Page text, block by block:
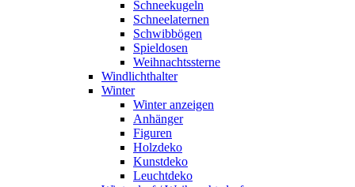
Schneekugeln
Schneelaternen
Schwibbögen
Spieldosen
Weihnachtssterne
Windlichthalter
Winter
Winter anzeigen
Anhänger
Figuren
Holzdeko
Kunstdeko
Leuchtdeko